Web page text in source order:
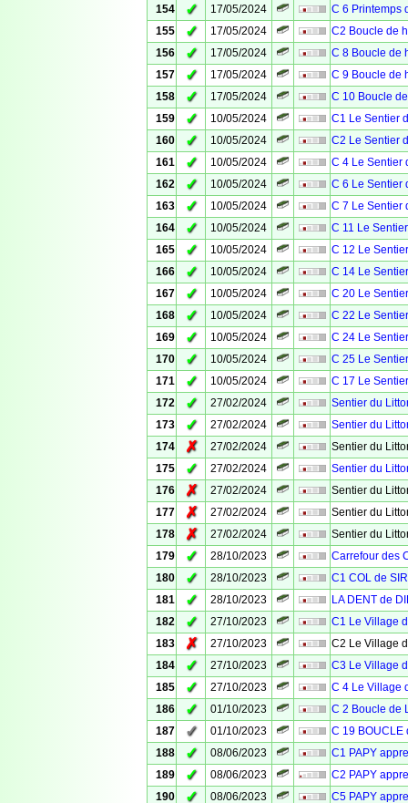
154
✓ 17/05/2024
C 6 Printemps
155
✓ 17/05/2024
C2 Boucle de
156
✓ 17/05/2024
C 8 Boucle de
157
✓ 17/05/2024
C 9 Boucle de
158
✓ 17/05/2024
C 10 Boucle
159
✓ 10/05/2024
C1 Le Sentier
160
✓ 10/05/2024
C2 Le Sentier
161
✓ 10/05/2024
C 4 Le Sentier
162
✓ 10/05/2024
C 6 Le Sentier
163
✓ 10/05/2024
C 7 Le Sentier
164
✓ 10/05/2024
C 11 Le
165
✓ 10/05/2024
C 12 Le
166
✓ 10/05/2024
C 14 Le
167
✓ 10/05/2024
C 20 Le
168
✓ 10/05/2024
C 22 Le
169
✓ 10/05/2024
C 24 Le
170
✓ 10/05/2024
C 25 Le
171
✓ 10/05/2024
C 17 Le
172
✓ 27/02/2024
Sentier du
173
✓ 27/02/2024
Sentier du
174
✗ 27/02/2024
Sentier du
175
✓ 27/02/2024
Sentier du
176
✗ 27/02/2024
Sentier du
177
✗ 27/02/2024
Sentier du
178
✗ 27/02/2024
Sentier du
179
✓ 28/10/2023
Carrefour des
180
✓ 28/10/2023
C1 COL de
181
✓ 28/10/2023
LA DENT de
182
✓ 27/10/2023
C1 Le Village
183
✗ 27/10/2023
C2 Le Village
184
✓ 27/10/2023
C3 Le Village
185
✓ 27/10/2023
C 4 Le Village
186
✓ 01/10/2023
C 2 Boucle de
187
✓ 01/10/2023
C 19 BOUCLE
188
✓ 08/06/2023
C1 PAPY
189
✓ 08/06/2023
C2 PAPY
190
✓ 08/06/2023
C5 PAPY